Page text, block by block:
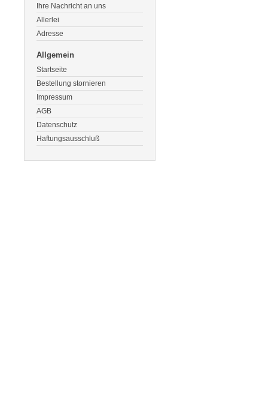
Ihre Nachricht an uns
Allerlei
Adresse
Allgemein
Startseite
Bestellung stornieren
Impressum
AGB
Datenschutz
Haftungsausschluß